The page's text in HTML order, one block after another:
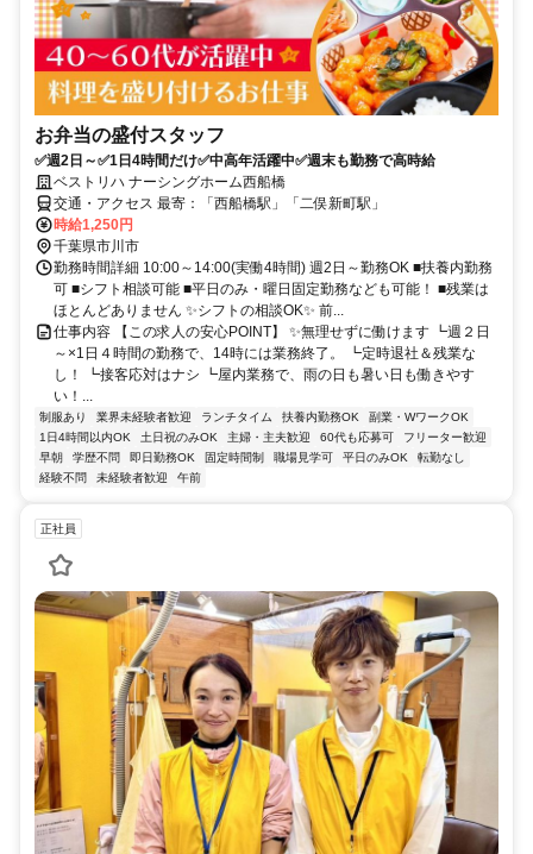
お弁当の盛付スタッフ
✅週2日～✅1日4時間だけ✅中高年活躍中✅週末も勤務で高時給
ベストリハ ナーシングホーム西船橋
交通・アクセス 最寄：「西船橋駅」「二俣新町駅」
時給1,250円
千葉県市川市
勤務時間詳細 10:00～14:00(実働4時間) 週2日～勤務OK ■扶養内勤務
可 ■シフト相談可能 ■平日のみ・曜日固定勤務なども可能！ ■残業は
ほとんどありません ✨シフトの相談OK✨ 前...
仕事内容 【この求人の安心POINT】 ✨無理せずに働けます ┗週２日
～×1日４時間の勤務で、14時には業務終了。 ┗定時退社＆残業な
し！ ┗接客応対はナシ ┗屋内業務で、雨の日も暑い日も働きやす
い！...
制服あり 業界未経験者歓迎 ランチタイム 扶養内勤務OK
副業・WワークOK
1日4時間以内OK
土日祝のみOK 主婦・主夫歓迎 60代も応募可
フリーター歓迎
早朝
学歴不問 即日勤務OK 固定時間制 職場見学可 平日のみOK
転勤なし
経験不問
未経験者歓迎 午前
正社員